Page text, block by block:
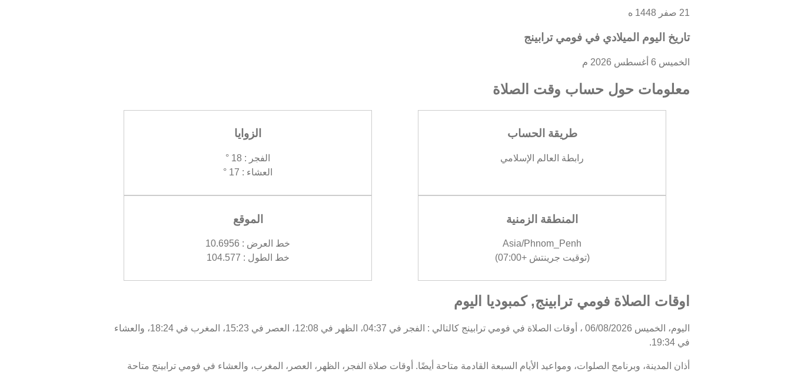
21 صفر 1448 ه
تاريخ اليوم الميلادي في فومي ترابينج
الخميس 6 أغسطس 2026 م
معلومات حول حساب وقت الصلاة
طريقة الحساب
رابطة العالم الإسلامي
الزوايا
الفجر : 18 °
العشاء : 17 °
المنطقة الزمنية
Asia/Phnom_Penh
(توقيت جرينتش +07:00)
الموقع
خط العرض : 10.6956
خط الطول : 104.577
اوقات الصلاة فومي ترابينج, كمبوديا اليوم
اليوم، الخميس 06/08/2026 ، أوقات الصلاة في فومي ترابينج كالتالي : الفجر في 04:37، الظهر في 12:08، العصر في 15:23، المغرب في 18:24، والعشاء
في 19:34.
أذان المدينة، وبرنامج الصلوات، ومواعيد الأيام السبعة القادمة متاحة أيضًا. أوقات صلاة الفجر، الظهر، العصر، المغرب، والعشاء في فومي ترابينج متاحة